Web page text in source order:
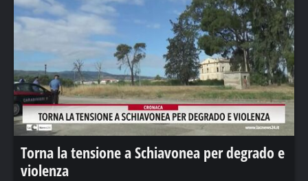
Torna la tensione a Schiavonea per degrado e
violenza